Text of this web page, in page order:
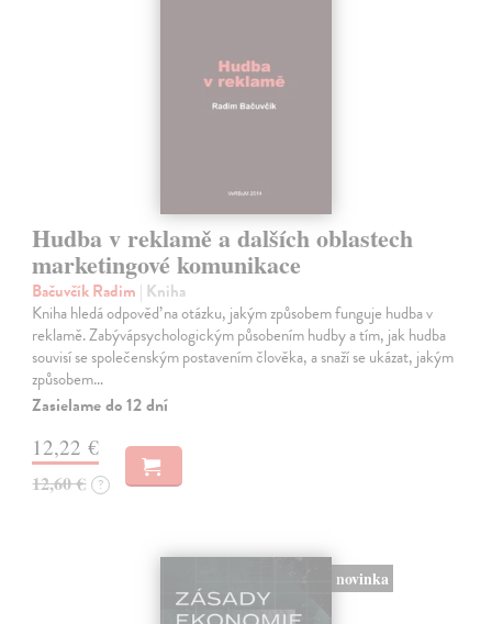
Hudba v reklamě a dalších oblastech
marketingové komunikace
Bačuvčík Radim | Kniha
Kniha hledá odpověď na otázku, jakým způsobem funguje hudba v
reklamě. Zabývápsychologickým působením hudby a tím, jak hudba
souvisí se společenským postavením člověka, a snaží se ukázat, jakým
způsobem…
Zasielame do 12 dní
12,22 €
12,60 € ?
novinka